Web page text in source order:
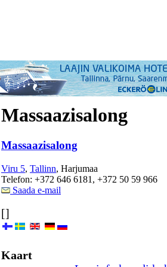
Massaazisalong
Massaazisalong
Viru 5, Tallinn, Harjumaa
Telefon: +372 646 6181, +372 50 59 966
Saada e-mail
[]
Kaart